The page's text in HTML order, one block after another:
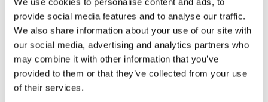
provide social media features and to analyse our traffic.
We also share information about your use of our site with
our social media, advertising and analytics partners who
may combine it with other information that you’ve
provided to them or that they’ve collected from your use
of their services.
Dotaz
Dobrý den,prosím o doporučení čistících prostředků na vinylovou
podlahu Thermofix. Děkuji
Odpověď